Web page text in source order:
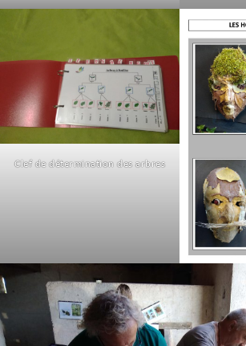
Clef de détermination des arbres